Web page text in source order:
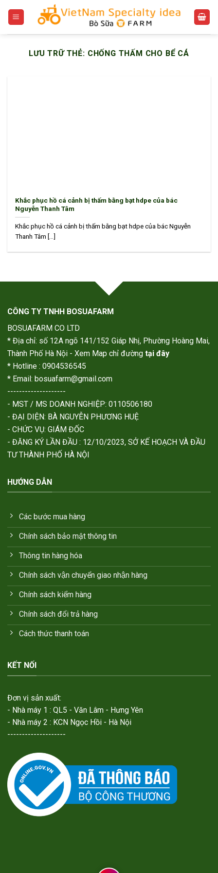
LƯU TRỮ THẺ: CHỐNG THẤM CHO BỂ CÁ
Khắc phục hồ cá cảnh bị thấm bằng bạt hdpe của bác
Nguyễn Thanh Tâm
Khắc phục hồ cá cảnh bị thấm bằng bạt hdpe của bác Nguyễn
Thanh Tâm [...]
CÔNG TY TNHH BOSUAFARM
BOSUAFARM CO LTD
* Địa chỉ: số 12A ngõ 141/152 Giáp Nhị, Phường Hoàng Mai,
Thành Phố Hà Nội - Xem Map chỉ đường tại đây
* Hotline : 0904536545
* Email: bosuafarm@gmail.com
--------------------
- MST / MS DOANH NGHIỆP: 0110506180
- ĐẠI DIỆN: BÀ NGUYỄN PHƯƠNG HUỆ
- CHỨC VỤ: GIÁM ĐỐC
- ĐĂNG KÝ LẦN ĐẦU : 12/10/2023, SỞ KẾ HOẠCH VÀ ĐẦU
TƯ THÀNH PHỐ HÀ NỘI
HƯỚNG DẪN
Các bước mua hàng
Chính sách bảo mật thông tin
Thông tin hàng hóa
Chính sách vận chuyển giao nhận hàng
Chính sách kiểm hàng
Chính sách đổi trả hàng
Cách thức thanh toán
KẾT NỐI
Đơn vị sản xuất:
- Nhà máy 1 : QL5 - Văn Lâm - Hưng Yên
- Nhà máy 2 : KCN Ngọc Hồi - Hà Nội
--------------------